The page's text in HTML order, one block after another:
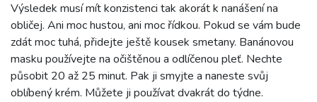
Výsledek musí mít konzistenci tak akorát k nanášení na
obličej. Ani moc hustou, ani moc řídkou. Pokud se vám bude
zdát moc tuhá, přidejte ještě kousek smetany. Banánovou
masku používejte na očištěnou a odlíčenou pleť. Nechte
působit 20 až 25 minut. Pak ji smyjte a naneste svůj
oblíbený krém. Můžete ji používat dvakrát do týdne.